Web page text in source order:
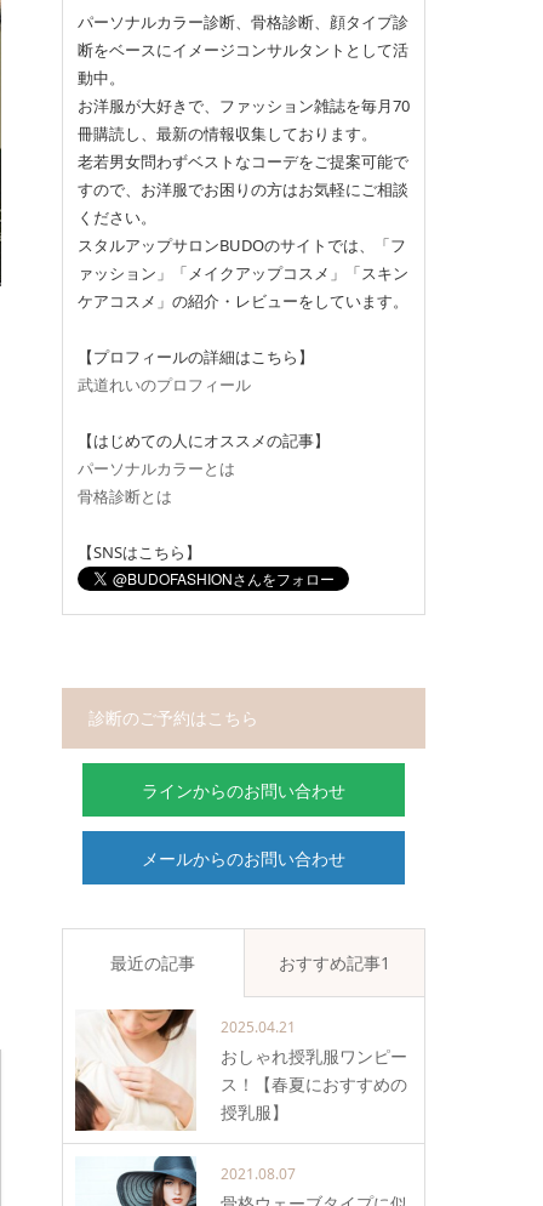
パーソナルカラー診断、骨格診断、顔タイプ診
断をベースにイメージコンサルタントとして活
動中。
お洋服が大好きで、ファッション雑誌を毎月70
冊購読し、最新の情報収集しております。
老若男女問わずベストなコーデをご提案可能で
すので、お洋服でお困りの方はお気軽にご相談
ください。
スタルアップサロンBUDOのサイトでは、「フ
ァッション」「メイクアップコスメ」「スキン
ケアコスメ」の紹介・レビューをしています。
【プロフィールの詳細はこちら】
武道れいのプロフィール
【はじめての人にオススメの記事】
パーソナルカラーとは
骨格診断とは
【SNSはこちら】
診断のご予約はこちら
ラインからのお問い合わせ
メールからのお問い合わせ
最近の記事 おすすめ記事1
2025.04.21
おしゃれ授乳服ワンピー
ス！【春夏におすすめの
授乳服】
2021.08.07